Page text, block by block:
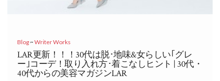
Blog~Writer Works
LAR更新！！！30代は脱･地味&女らしい｢グレ
ー｣コーデ！取り入れ方･着こなしヒント | 30代・
40代からの美容マガジンLAR